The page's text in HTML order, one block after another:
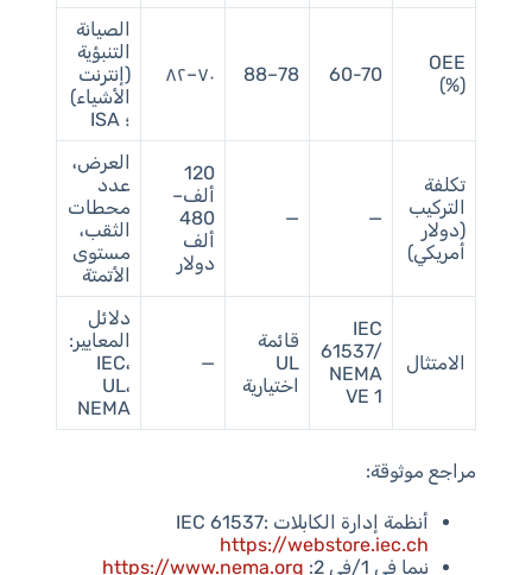
OEE
(%)
60-70
78–88 ٧٠–٨٢
الصيانة
التنبؤية
(إنترنت
الأشياء)
؛ ISA
تكلفة
التركيب
(دولار
أمريكي)
—
—
120
ألف–
480
ألف
دولار
العرض،
عدد
محطات
الثقب،
مستوى
الأتمتة
الامتثال
IEC
61537/
NEMA
VE 1
قائمة
UL
اختيارية
—
دلائل
المعايير:
IEC،
UL،
NEMA
مراجع موثوقة:
أنظمة إدارة الكابلات IEC 61537:
https://webstore.iec.ch
نيما في 1/في 2:
https://www.nema.org